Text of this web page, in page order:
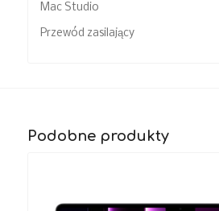
Mac Studio
Przewód zasilający
Podobne produkty